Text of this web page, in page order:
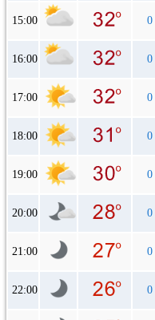
15:00 0
16:00 0
17:00 0
18:00 0
19:00 0
20:00 0
21:00 0
22:00 0